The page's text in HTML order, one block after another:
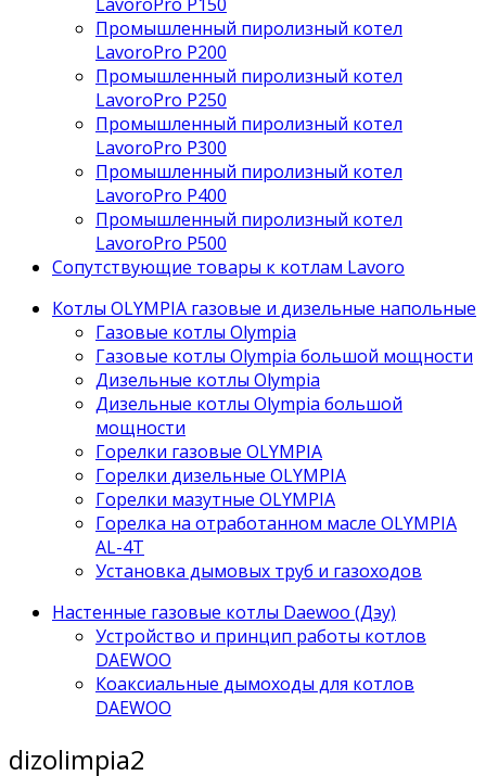
Промышленный пиролизный котел
LavoroPro P200
Промышленный пиролизный котел
LavoroPro P250
Промышленный пиролизный котел
LavoroPro P300
Промышленный пиролизный котел
LavoroPro P400
Промышленный пиролизный котел
LavoroPro P500
Сопутствующие товары к котлам Lavoro
Котлы OLYMPIA газовые и дизельные напольные
Газовые котлы Olympia
Газовые котлы Olympia большой мощности
Дизельные котлы Olympia
Дизельные котлы Olympia большой
мощности
Горелки газовые OLYMPIA
Горелки дизельные OLYMPIA
Горелки мазутные OLYMPIA
Горелка на отработанном масле OLYMPIA
AL-4T
Установка дымовых труб и газоходов
Настенные газовые котлы Daewoo (Дэу)
Устройство и принцип работы котлов
DAEWOO
Коаксиальные дымоходы для котлов
DAEWOO
dizolimpia2